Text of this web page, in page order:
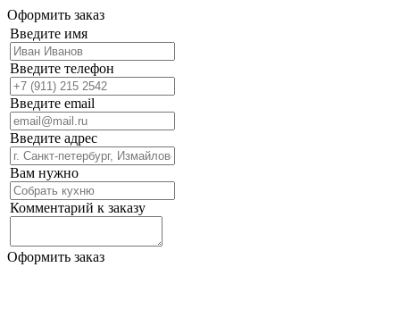
Оформить заказ
Введите имя
Введите телефон
Введите email
Введите адрес
Вам нужно
Комментарий к заказу
Оформить заказ